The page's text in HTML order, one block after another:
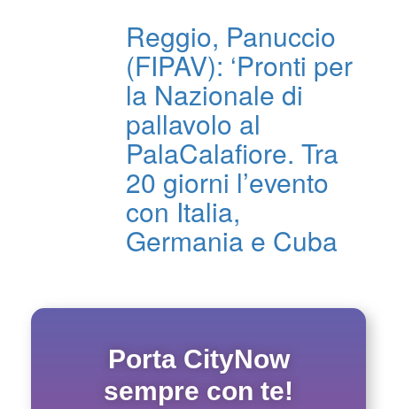
Reggio, Panuccio
(FIPAV): ‘Pronti per
la Nazionale di
pallavolo al
PalaCalafiore. Tra
20 giorni l’evento
con Italia,
Germania e Cuba
Porta CityNow
sempre con te!